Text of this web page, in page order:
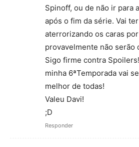
Spinoff, ou de não ir para
após o fim da série. Vai
aterrorizando os caras
provavelmente não serão
Sigo firme contra
minha 6ªTemporada vai
melhor de todas!
Valeu Davi!
;D
Responder